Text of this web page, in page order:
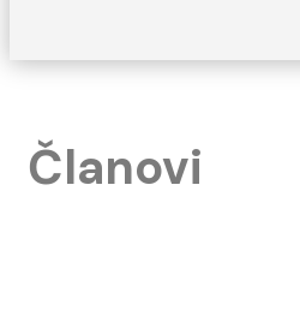
Članovi